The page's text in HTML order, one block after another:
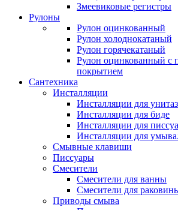
Змеевиковые регистры
Рулоны
Рулон оцинкованный
Рулон холоднокатаный
Рулон горячекатаный
Рулон оцинкованный с
покрытием
Сантехника
Инсталляции
Инсталляции для
Инсталляции для биде
Инсталляции для
Инсталляции для
Смывные клавиши
Писсуары
Смесители
Смесители для ванны
Смесители для
Приводы смыва